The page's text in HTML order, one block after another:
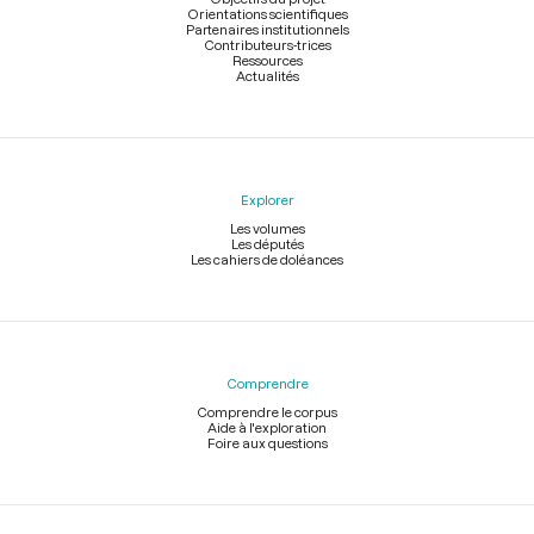
Orientations scientifiques
Partenaires institutionnels
Contributeurs-trices
Ressources
Actualités
Explorer
Les volumes
Les députés
Les cahiers de doléances
Comprendre
Comprendre le corpus
Aide à l'exploration
Foire aux questions